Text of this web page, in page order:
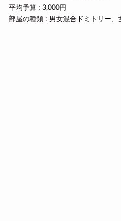
平均予算 : 3,000円
部屋の種類 : 男女混合ドミトリー、